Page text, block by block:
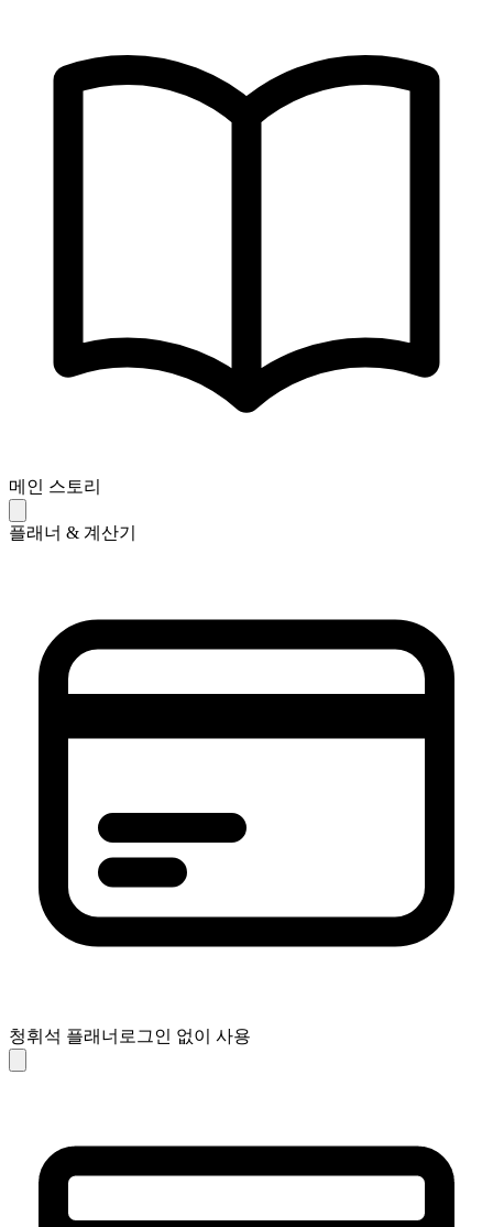
메인 스토리
플래너 & 계산기
청휘석 플래너 로그인 없이 사용